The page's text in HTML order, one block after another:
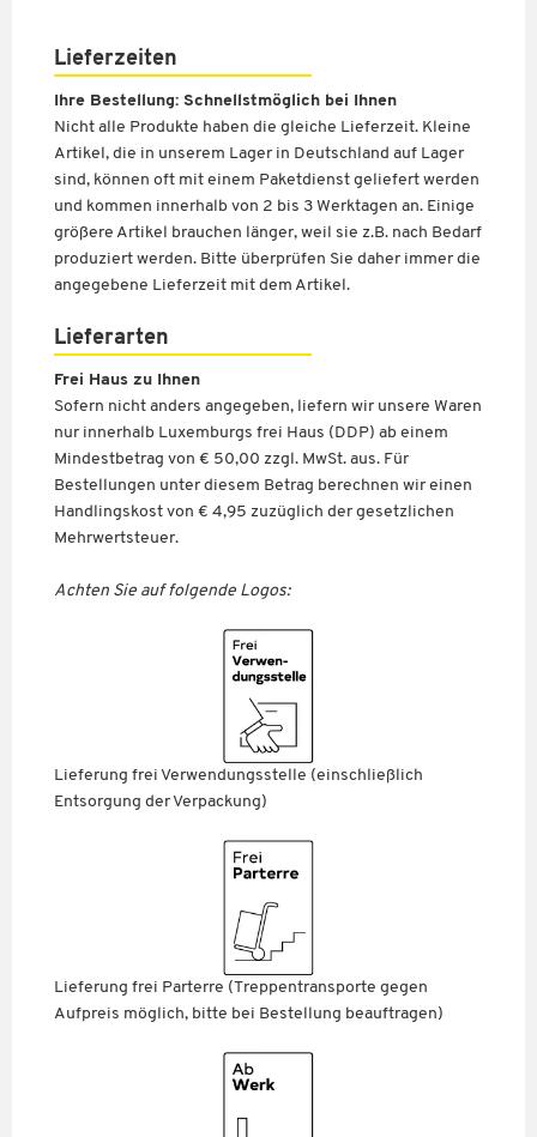
Lieferzeiten
Ihre Bestellung: Schnellstmöglich bei Ihnen
Nicht alle Produkte haben die gleiche Lieferzeit. Kleine
Artikel, die in unserem Lager in Deutschland auf Lager
sind, können oft mit einem Paketdienst geliefert werden
und kommen innerhalb von 2 bis 3 Werktagen an. Einige
größere Artikel brauchen länger, weil sie z.B. nach Bedarf
produziert werden. Bitte überprüfen Sie daher immer die
angegebene Lieferzeit mit dem Artikel.
Lieferarten
Frei Haus zu Ihnen
Sofern nicht anders angegeben, liefern wir unsere Waren
nur innerhalb Luxemburgs frei Haus (DDP) ab einem
Mindestbetrag von € 50,00 zzgl. MwSt. aus. Für
Bestellungen unter diesem Betrag berechnen wir einen
Handlingskost von € 4,95 zuzüglich der gesetzlichen
Mehrwertsteuer.
Achten Sie auf folgende Logos:
Lieferung frei Verwendungsstelle (einschließlich
Entsorgung der Verpackung)
Lieferung frei Parterre (Treppentransporte gegen
Aufpreis möglich, bitte bei Bestellung beauftragen)